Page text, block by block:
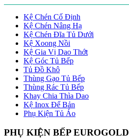
Kệ Chén Cố Định
Kệ Chén Nâng Hạ
Kệ Chén Đĩa Tủ Dưới
Kệ Xoong Nồi
Kệ Gia Vị Dao Thớt
Kệ Góc Tủ Bếp
Tủ Đồ Khô
Thùng Gạo Tủ Bếp
Thùng Rác Tủ Bếp
Khay Chia Thìa Dao
Kệ Inox Để Bản
Phụ Kiện Tủ Áo
PHỤ KIỆN BẾP EUROGOLD